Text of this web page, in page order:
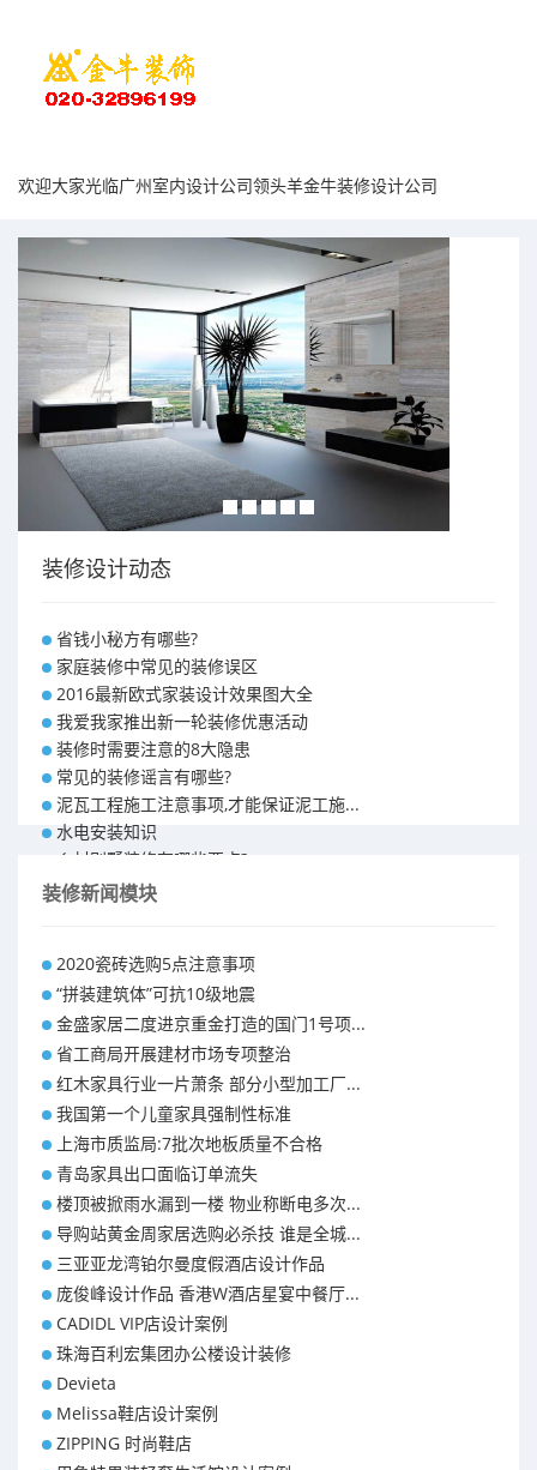
欢迎大家光临广州室内设计公司领头羊金牛装修设计公司
装修设计动态
省钱小秘方有哪些?
家庭装修中常见的装修误区
2016最新欧式家装设计效果图大全
我爱我家推出新一轮装修优惠活动
装修时需要注意的8大隐患
常见的装修谣言有哪些?
泥瓦工程施工注意事项,才能保证泥工施...
水电安装知识
乡村别墅装修有哪些要点?
别墅怎样装修之装修技巧
昆明110平米装修预算 装修报价清单
昆明100平米装修多少钱
装修新闻模块
2020瓷砖选购5点注意事项
“拼装建筑体”可抗10级地震
金盛家居二度进京重金打造的国门1号项...
省工商局开展建材市场专项整治
红木家具行业一片萧条 部分小型加工厂...
我国第一个儿童家具强制性标准
上海市质监局:7批次地板质量不合格
青岛家具出口面临订单流失
楼顶被掀雨水漏到一楼 物业称断电多次...
导购站黄金周家居选购必杀技 谁是全城...
三亚亚龙湾铂尔曼度假酒店设计作品
庞俊峰设计作品 香港W酒店星宴中餐厅...
CADIDL VIP店设计案例
珠海百利宏集团办公楼设计装修
Devieta
Melissa鞋店设计案例
ZIPPING 时尚鞋店